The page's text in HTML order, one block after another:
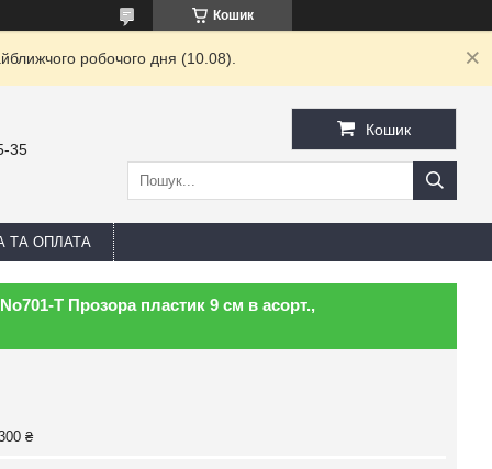
Кошик
робочого дня (10.08).
35
Кошик
ТА ОПЛАТА
Т Прозора пластик 9 см в асорт.,
₴